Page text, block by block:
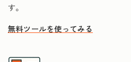
す。
無料ツールを使ってみる